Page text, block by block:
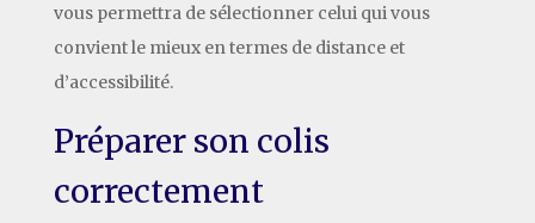
vous permettra de sélectionner celui qui vous
convient le mieux en termes de distance et
d’accessibilité.
Préparer son colis
correctement